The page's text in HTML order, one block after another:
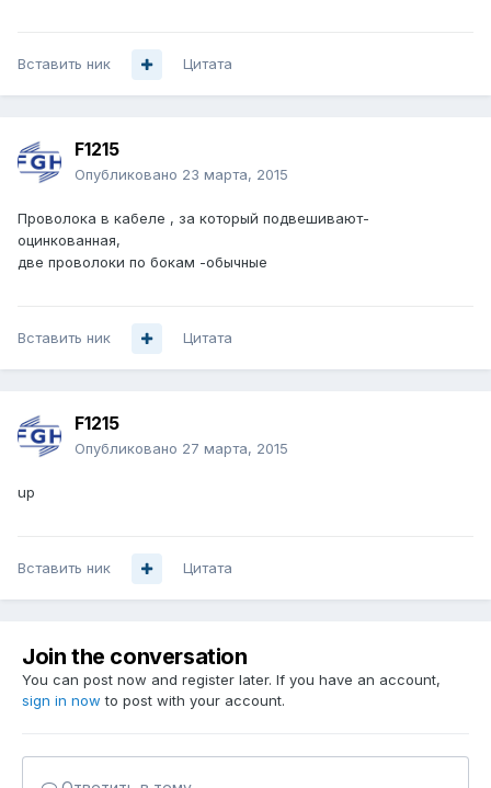
Вставить ник Цитата
F1215
Опубликовано 23 марта, 2015
Проволока в кабеле , за который подвешивают-
оцинкованная,
две проволоки по бокам -обычные
Вставить ник Цитата
F1215
Опубликовано 27 марта, 2015
up
Вставить ник Цитата
Join the conversation
You can post now and register later. If you have an account,
sign in now to post with your account.